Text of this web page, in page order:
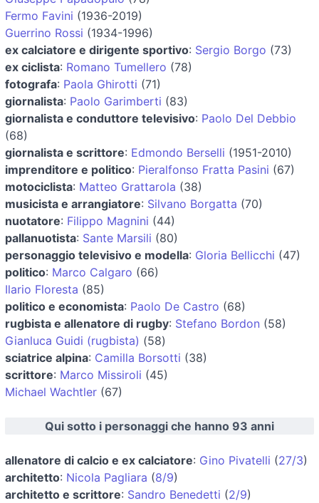
Fermo Favini (1936-2019)
Guerrino Rossi (1934-1996)
ex calciatore e dirigente sportivo: Sergio Borgo (73)
ex ciclista: Romano Tumellero (78)
fotografa: Paola Ghirotti (71)
giornalista: Paolo Garimberti (83)
giornalista e conduttore televisivo: Paolo Del Debbio
(68)
giornalista e scrittore: Edmondo Berselli (1951-2010)
imprenditore e politico: Pieralfonso Fratta Pasini (67)
motociclista: Matteo Grattarola (38)
musicista e arrangiatore: Silvano Borgatta (70)
nuotatore: Filippo Magnini (44)
pallanuotista: Sante Marsili (80)
personaggio televisivo e modella: Gloria Bellicchi (47)
politico: Marco Calgaro (66)
Ilario Floresta (85)
politico e economista: Paolo De Castro (68)
rugbista e allenatore di rugby: Stefano Bordon (58)
Gianluca Guidi (rugbista) (58)
sciatrice alpina: Camilla Borsotti (38)
scrittore: Marco Missiroli (45)
Michael Wachtler (67)
Qui sotto i personaggi che hanno 93 anni
allenatore di calcio e ex calciatore: Gino Pivatelli (27/3)
architetto: Nicola Pagliara (8/9)
architetto e scrittore: Sandro Benedetti (2/9)